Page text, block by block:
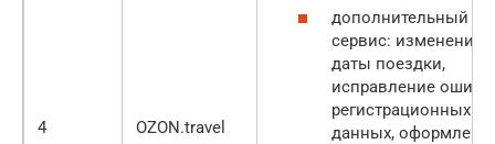
4 OZON.travel
дополнительный
сервис: изменение
даты поездки,
исправление
регистрационных
данных,